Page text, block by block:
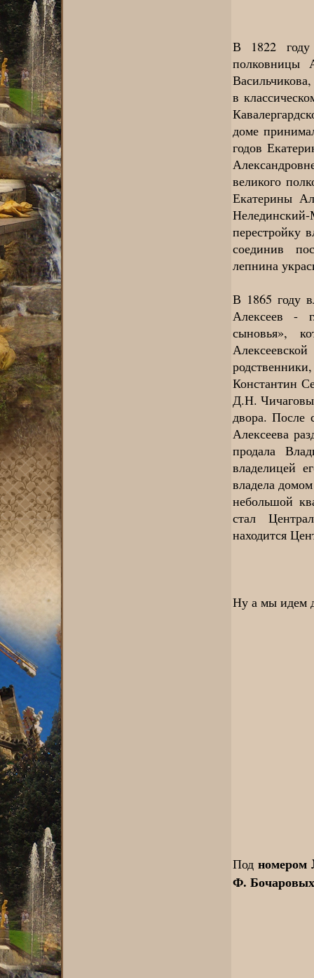
В 1822 году
полковницы
в
доме
годов
великого
Екатерины
перестройку
соединив
лепнина
В 1865 году
Алексеев -
сыновья»,
Константин
Д.Н.
двора. После
Алексеева
продала
владелицей
владела
небольшой
стал
находится
Ну а мы идем
Под номером
Ф. Бочаровых